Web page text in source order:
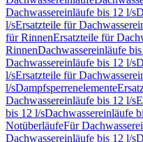
Dachwassereinläufe bis 12 l/s
l/sErsatzteile für
für RinnenErsatzteile für
RinnenDachwassereinläufe
Dachwassereinläufe bis 12 l/s
l/sErsatzteile für
l/sDampfsperrenelemente
Dachwassereinläufe bis 12 l/s
bis 12 l/sDachwassereinläufe
NotüberläufeFür
Dachwassereinläufe bis 12 l/s